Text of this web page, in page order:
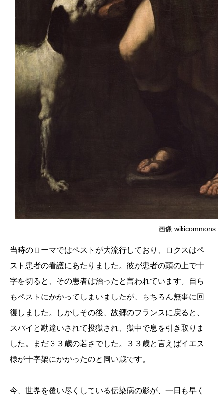
画像:wikicommons
当時のローマではペストが大流行しており、ロクスはペ
スト患者の看護にあたりました。彼が患者の頭の上で十
字を切ると、その患者は治ったと言われています。自ら
もペストにかかってしまいましたが、もちろん無事に回
復しました。しかしその後、故郷のフランスに戻ると、
スパイと勘違いされて投獄され、獄中で息を引き取りま
した。まだ３３歳の若さでした。３３歳と言えばイエス
様が十字架にかかったのと同い歳です。
今、世界を覆い尽くしている伝染病の影が、一日も早く